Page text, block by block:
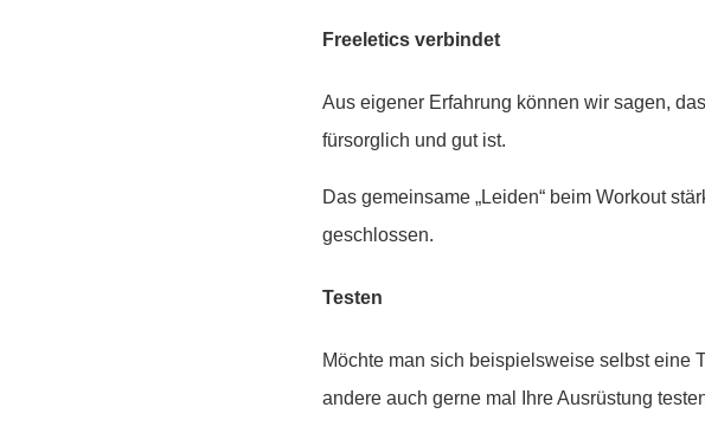
Freeletics verbindet
Aus eigener Erfahrung können wir sagen,
fürsorglich und gut ist.
Das gemeinsame „Leiden“ beim Workout
geschlossen.
Testen
Möchte man sich beispielsweise selbst eine
andere auch gerne mal Ihre Ausrüstung